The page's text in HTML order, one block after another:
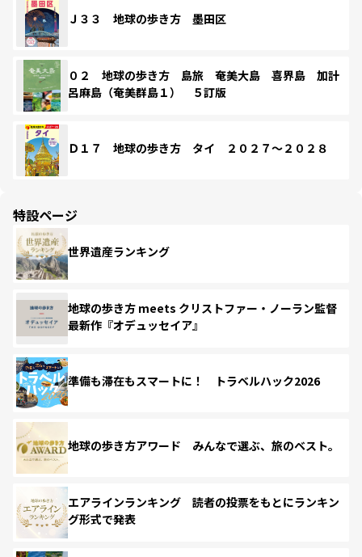
Ｊ３３ 地球の歩き方 墨田区
０２ 地球の歩き方 島旅 奄美大島 喜界島 加計
呂麻島（奄美群島１） ５訂版
Ｄ１７ 地球の歩き方 タイ ２０２７～２０２８
特設ページ
世界遺産ランキング
地球の歩き方 meets クリストファー・ノーラン監督
最新作『オデュッセイア』
準備も滞在もスマートに！ トラベルハック2026
地球の歩き方アワード みんなで選ぶ、旅のベスト。
エアラインランキング 読者の投票をもとにランキン
グ形式で発表